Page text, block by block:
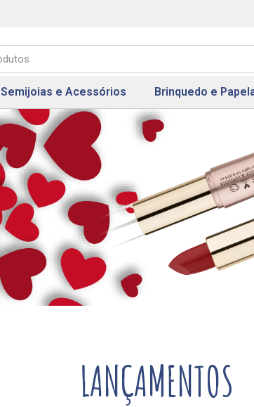
Semijoias e Acessórios Brinquedo e
LANÇAMENTOS